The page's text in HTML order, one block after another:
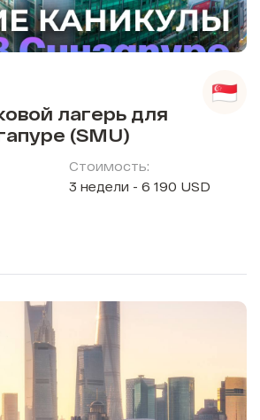
лагерь для
(SMU)
Стоимость:
3 недели - 6 190 USD